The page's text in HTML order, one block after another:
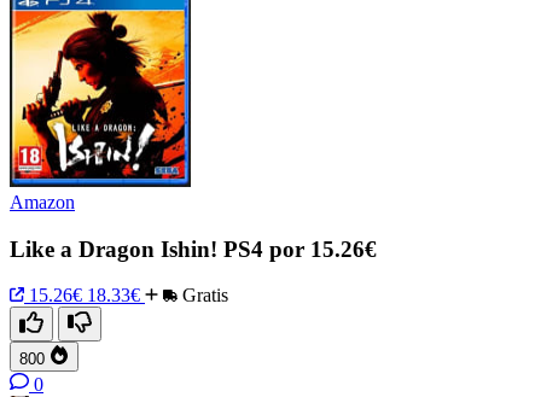
Amazon
Like a Dragon Ishin! PS4 por 15.26€
15.26€ 18.33€ Gratis
800
0